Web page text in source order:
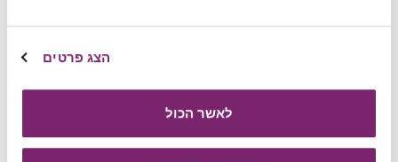
הצג פרטים
לאשר הכול
ניתוח ביצועים, שיפור אסטרטגיות שיווקיות, והבנת יעילותם של
פלטפורמות. השימוש בטכנולוגיות מעקב, לרבות עוגיות,
פיקסלים, תגיות ומזהים דיגיטליים אחרים, לצורך קמפיינים
פרסומיים כאמור, כפוף להסכמתך המפורשת ולמדיניות השימוש